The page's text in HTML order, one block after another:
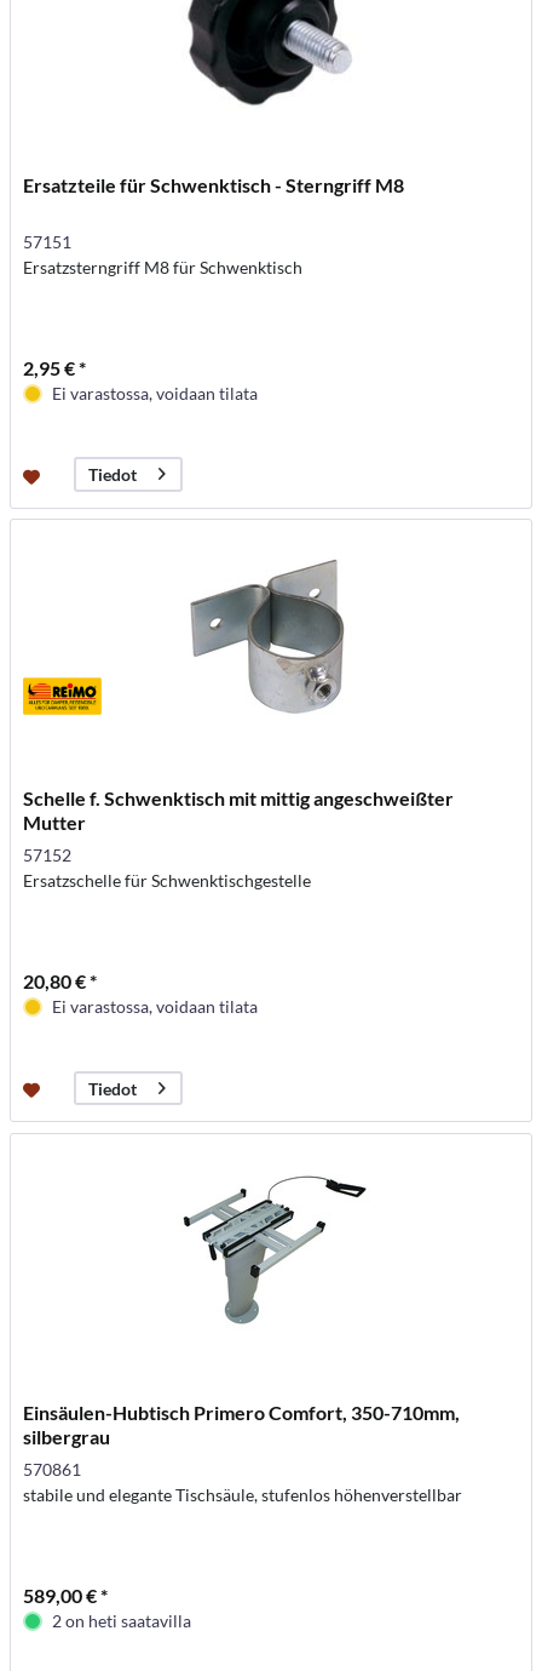
Ersatzteile für Schwenktisch - Sterngriff M8
57151
Ersatzsterngriff M8 für Schwenktisch
2,95 € *
Ei varastossa, voidaan tilata
Tiedot
Schelle f. Schwenktisch mit mittig angeschweißter
Mutter
57152
Ersatzschelle für Schwenktischgestelle
20,80 € *
Ei varastossa, voidaan tilata
Tiedot
Einsäulen-Hubtisch Primero Comfort, 350-710mm,
silbergrau
570861
stabile und elegante Tischsäule, stufenlos höhenverstellbar
589,00 € *
2 on heti saatavilla